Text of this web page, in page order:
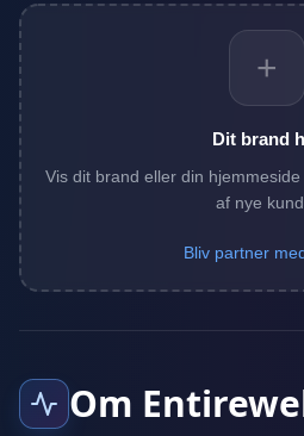
+
Dit brand
Vis dit brand eller din
af nye
Bliv partner
Om